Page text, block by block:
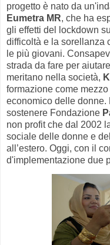
progetto è nato da
Eumetra MR, che ha
gli effetti del lockdown
difficoltà e la sorellanza
le più giovani.
strada da fare per
meritano nella società,
formazione come
economico delle donne.
sostenere Fondazione
non profit che dal 2002
sociale delle donne e
all’estero. Oggi, con il
d'implementazione due